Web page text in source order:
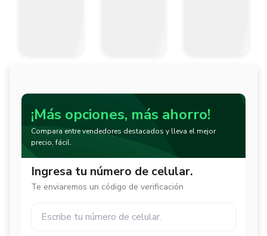
¡Más opciones, más ahorro!
Compara entre vendedores destacados y lleva el mejor
precio, fácil.
Ingresa tu número de celular.
Te enviaremos un código de verificación